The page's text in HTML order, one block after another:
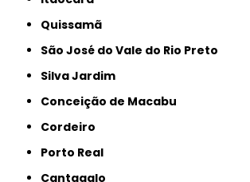
Quissamã
São José do Vale do Rio Preto
Silva Jardim
Conceição de Macabu
Cordeiro
Porto Real
Cantagalo